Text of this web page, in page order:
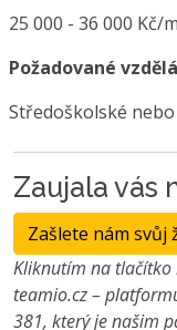
25 000 - 36 000 Kč/
Požadované
Středoškolské
Zaujala vás
Zašlete nám svůj
Kliknutím na
teamio.cz –
381, který je našim